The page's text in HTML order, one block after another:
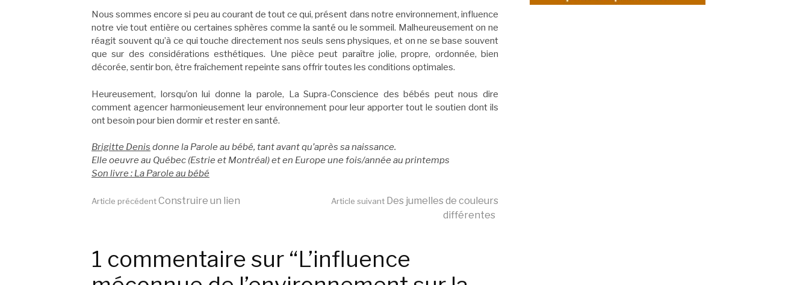
Nous sommes encore si peu au courant de tout ce qui, présent dans notre environnement, influence
notre vie tout entière ou certaines sphères comme la santé ou le sommeil. Malheureusement on ne
réagit souvent qu’à ce qui touche directement nos seuls sens physiques, et on ne se base souvent
que sur des considérations esthétiques. Une pièce peut paraître jolie, propre, ordonnée, bien
décorée, sentir bon, être fraîchement repeinte sans offrir toutes les conditions optimales.
Heureusement, lorsqu’on lui donne la parole, La Supra-Conscience des bébés peut nous dire
comment agencer harmonieusement leur environnement pour leur apporter tout le soutien dont ils
ont besoin pour bien dormir et rester en santé.
Brigitte Denis donne la Parole au bébé, tant avant qu’après sa naissance.
Elle oeuvre au Québec (Estrie et Montréal) et en Europe une fois/année au printemps
Son livre : La Parole au bébé
Lire
la
Article précédentConstruire un lien Article suivant Des jumelles de couleurs
différentes
1 commentaire sur “L’influence